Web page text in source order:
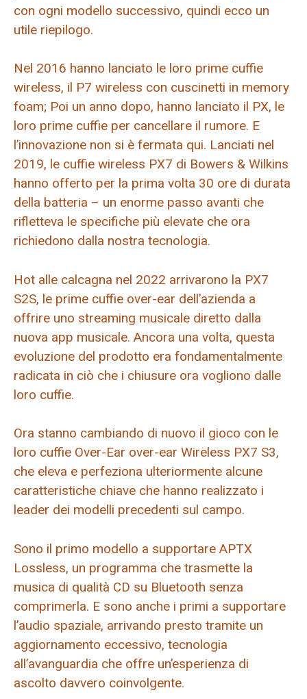
con ogni modello successivo, quindi ecco un
utile riepilogo.
Nel 2016 hanno lanciato le loro prime cuffie
wireless, il P7 wireless con cuscinetti in memory
foam; Poi un anno dopo, hanno lanciato il PX, le
loro prime cuffie per cancellare il rumore. E
l’innovazione non si è fermata qui. Lanciati nel
2019, le cuffie wireless PX7 di Bowers & Wilkins
hanno offerto per la prima volta 30 ore di durata
della batteria – un enorme passo avanti che
rifletteva le specifiche più elevate che ora
richiedono dalla nostra tecnologia.
Hot alle calcagna nel 2022 arrivarono la PX7
S2S, le prime cuffie over-ear dell’azienda a
offrire uno streaming musicale diretto dalla
nuova app musicale. Ancora una volta, questa
evoluzione del prodotto era fondamentalmente
radicata in ciò che i chiusure ora vogliono dalle
loro cuffie.
Ora stanno cambiando di nuovo il gioco con le
loro cuffie Over-Ear over-ear Wireless PX7 S3,
che eleva e perfeziona ulteriormente alcune
caratteristiche chiave che hanno realizzato i
leader dei modelli precedenti sul campo.
Sono il primo modello a supportare APTX
Lossless, un programma che trasmette la
musica di qualità CD su Bluetooth senza
comprimerla. E sono anche i primi a supportare
l’audio spaziale, arrivando presto tramite un
aggiornamento eccessivo, tecnologia
all’avanguardia che offre un’esperienza di
ascolto davvero coinvolgente.